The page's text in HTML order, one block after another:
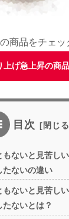
商品をチェッ
げ急上昇の商
目次
もないと見苦しい
たないの違い
もないと見苦しい
たないとは？